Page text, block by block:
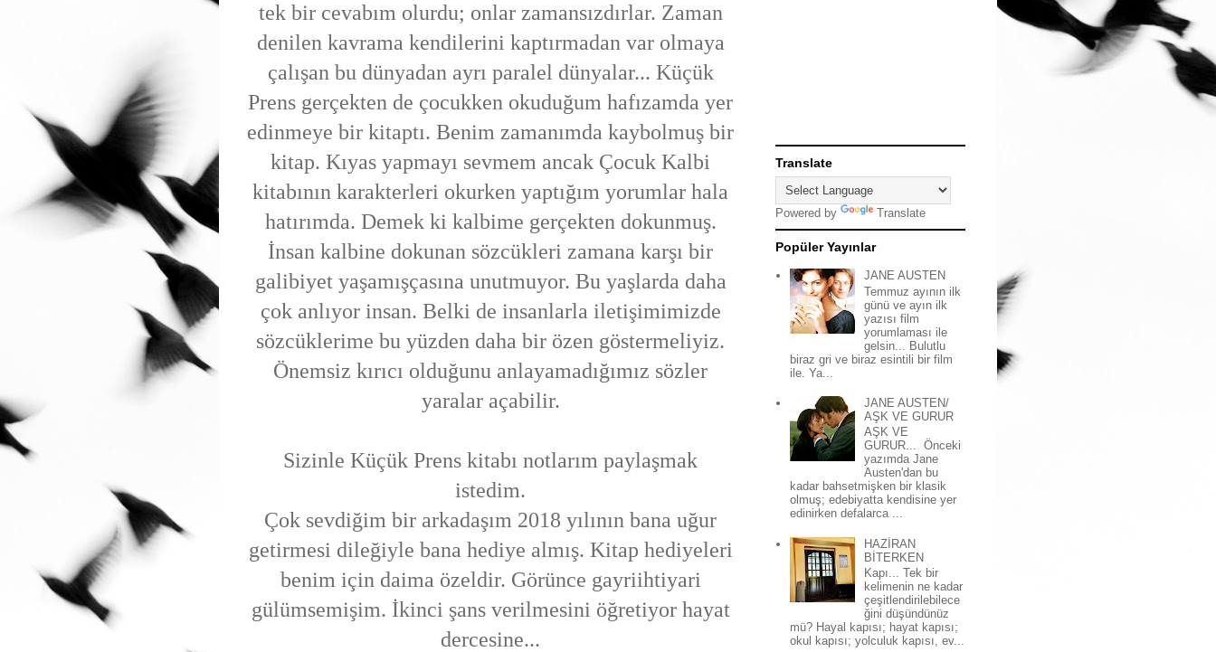
tek bir cevabım olurdu; onlar zamansızdırlar. Zaman
denilen kavrama kendilerini kaptırmadan var olmaya
çalışan bu dünyadan ayrı paralel dünyalar... Küçük
Prens gerçekten de çocukken okuduğum hafızamda yer
edinmeye bir kitaptı. Benim zamanımda kaybolmuş bir
kitap. Kıyas yapmayı sevmem ancak Çocuk Kalbi
kitabının karakterleri okurken yaptığım yorumlar hala
hatırımda. Demek ki kalbime gerçekten dokunmuş.
İnsan kalbine dokunan sözcükleri zamana karşı bir
galibiyet yaşamışçasına unutmuyor. Bu yaşlarda daha
çok anlıyor insan. Belki de insanlarla iletişimimizde
sözcüklerime bu yüzden daha bir özen göstermeliyiz.
Önemsiz kırıcı olduğunu anlayamadığımız sözler
yaralar açabilir.
Sizinle Küçük Prens kitabı notlarım paylaşmak
istedim.
Çok sevdiğim bir arkadaşım 2018 yılının bana uğur
getirmesi dileğiyle bana hediye almış. Kitap hediyeleri
benim için daima özeldir. Görünce gayriihtiyari
gülümsemişim. İkinci şans verilmesini öğretiyor hayat
dercesine...
Translate
Powered by Translate
Popüler Yayınlar
JANE AUSTEN
Temmuz ayının ilk
günü ve ayın ilk
yazısı film
yorumlaması ile
gelsin... Bulutlu
biraz gri ve biraz esintili bir film
ile. Ya...
JANE AUSTEN/
AŞK VE GURUR
AŞK VE
GURUR... Önceki
yazımda Jane
Austen'dan bu
kadar bahsetmişken bir klasik
olmuş; edebiyatta kendisine yer
edinirken defalarca ...
HAZİRAN
BİTERKEN
Kapı... Tek bir
kelimenin ne kadar
çeşitlendirilebilece
ğini düşündünüz
mü? Hayal kapısı; hayat kapısı;
okul kapısı; yolculuk kapısı, ev...